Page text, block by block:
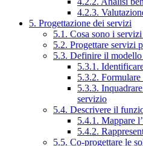
4.2.3.
5. Progettazione dei servizi
5.1. Cosa sono i
5.2. Progettare servizi
5.3. Definire il
5.3.1.
5.3.2.
5.3.3.
servizio
5.4. Descrivere il
5.4.1. Mappare
5.4.2.
5.5. Co-progettare le